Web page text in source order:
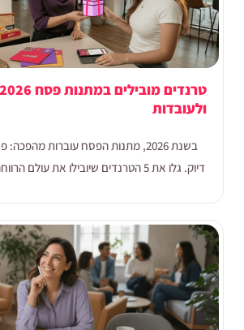
ולעובדות
בשנת 2026, מתנות הפסח עוברות
דיוק. גלו את 5 הטרנדים שיובילו את עולם הרווחה והשי לחג השנה.